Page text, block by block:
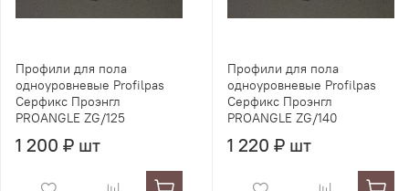
Профили для пола
одноуровневые Profilpas
Серфикс Проэнгл
PROANGLE ZG/125
1 200 ₽ шт
Профили для пола
одноуровневые Profilpas
Серфикс Проэнгл
PROANGLE ZG/140
1 220 ₽ шт